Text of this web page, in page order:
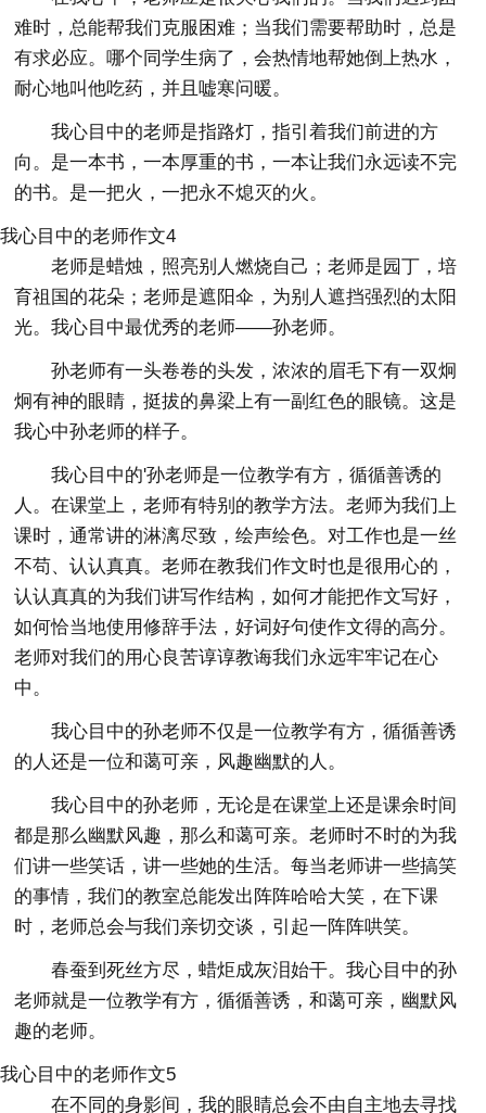
难时，总能帮我们克服困难；当我们需要帮助时，总是
有求必应。哪个同学生病了，会热情地帮她倒上热水，
耐心地叫他吃药，并且嘘寒问暖。
我心目中的老师是指路灯，指引着我们前进的方
向。是一本书，一本厚重的书，一本让我们永远读不完
的书。是一把火，一把永不熄灭的火。
我心目中的老师作文4
老师是蜡烛，照亮别人燃烧自己；老师是园丁，培
育祖国的花朵；老师是遮阳伞，为别人遮挡强烈的太阳
光。我心目中最优秀的老师——孙老师。
孙老师有一头卷卷的头发，浓浓的眉毛下有一双炯
炯有神的眼睛，挺拔的鼻梁上有一副红色的眼镜。这是
我心中孙老师的样子。
我心目中的'孙老师是一位教学有方，循循善诱的
人。在课堂上，老师有特别的教学方法。老师为我们上
课时，通常讲的淋漓尽致，绘声绘色。对工作也是一丝
不苟、认认真真。老师在教我们作文时也是很用心的，
认认真真的为我们讲写作结构，如何才能把作文写好，
如何恰当地使用修辞手法，好词好句使作文得的高分。
老师对我们的用心良苦谆谆教诲我们永远牢牢记在心
中。
我心目中的孙老师不仅是一位教学有方，循循善诱
的人还是一位和蔼可亲，风趣幽默的人。
我心目中的孙老师，无论是在课堂上还是课余时间
都是那么幽默风趣，那么和蔼可亲。老师时不时的为我
们讲一些笑话，讲一些她的生活。每当老师讲一些搞笑
的事情，我们的教室总能发出阵阵哈哈大笑，在下课
时，老师总会与我们亲切交谈，引起一阵阵哄笑。
春蚕到死丝方尽，蜡炬成灰泪始干。我心目中的孙
老师就是一位教学有方，循循善诱，和蔼可亲，幽默风
趣的老师。
我心目中的老师作文5
在不同的身影间，我的眼睛总会不由自主地去寻找